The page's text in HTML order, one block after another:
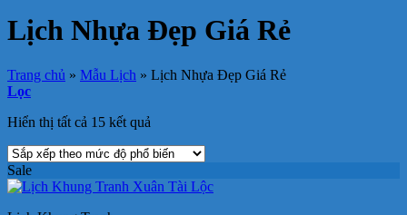
Lịch Nhựa Đẹp Giá Rẻ
Trang chủ » Mẫu Lịch » Lịch Nhựa Đẹp Giá Rẻ
Lọc
Hiển thị tất cả 15 kết quả
xếp
mức
Sale